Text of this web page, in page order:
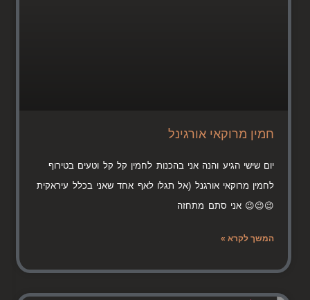
חמין מרוקאי אורגינל
יום שישי הגיע והנה אני בהכנות לחמין קל קל וטעים בטירוף
לחמין מרוקאי אורגנל (אל תגלו לאף אחד שאני בכלל עיראקית
😉😉😉 אני סתם מתחזה
המשך לקרא »